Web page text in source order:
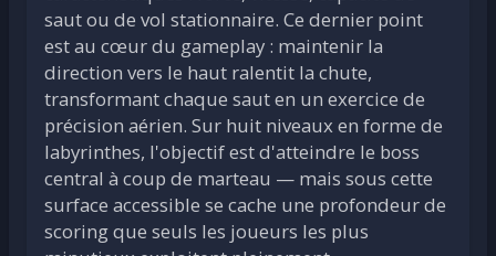
saut ou de vol stationnaire. Ce dernier point
est au cœur du gameplay : maintenir la
direction vers le haut ralentit la chute,
transformant chaque saut en un exercice de
précision aérien. Sur huit niveaux en forme de
labyrinthes, l'objectif est d'atteindre le boss
central à coup de marteau — mais sous cette
surface accessible se cache une profondeur de
scoring que seuls les joueurs les plus